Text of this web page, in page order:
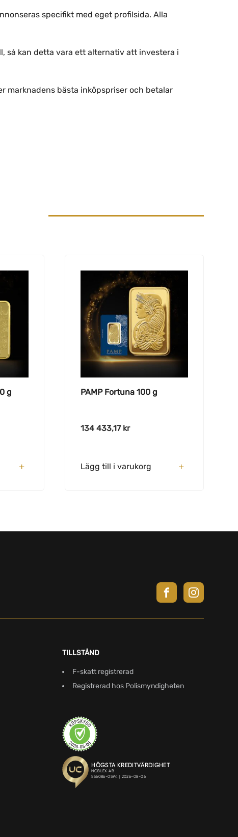
specifikt med eget profilsida. Alla
så kan detta vara ett alternativ att investera i
marknadens bästa inköpspriser och betalar
g PAMP Fortuna 100 g
134 433,17 kr
Lägg till i varukorg
TILLSTÅND
F-skatt registrerad
Registrerad hos Polismyndigheten